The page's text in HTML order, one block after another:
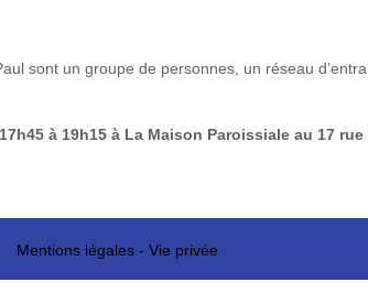
sont un groupe de personnes, un réseau
à 19h15 à La Maison Paroissiale au 17 rue
Mentions légales - Vie privée